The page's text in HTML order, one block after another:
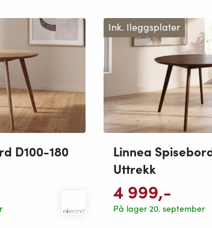
D100-180
Ink. Ileggsplater
Linnea
Uttrekk
4 999,-
På lager 20. september